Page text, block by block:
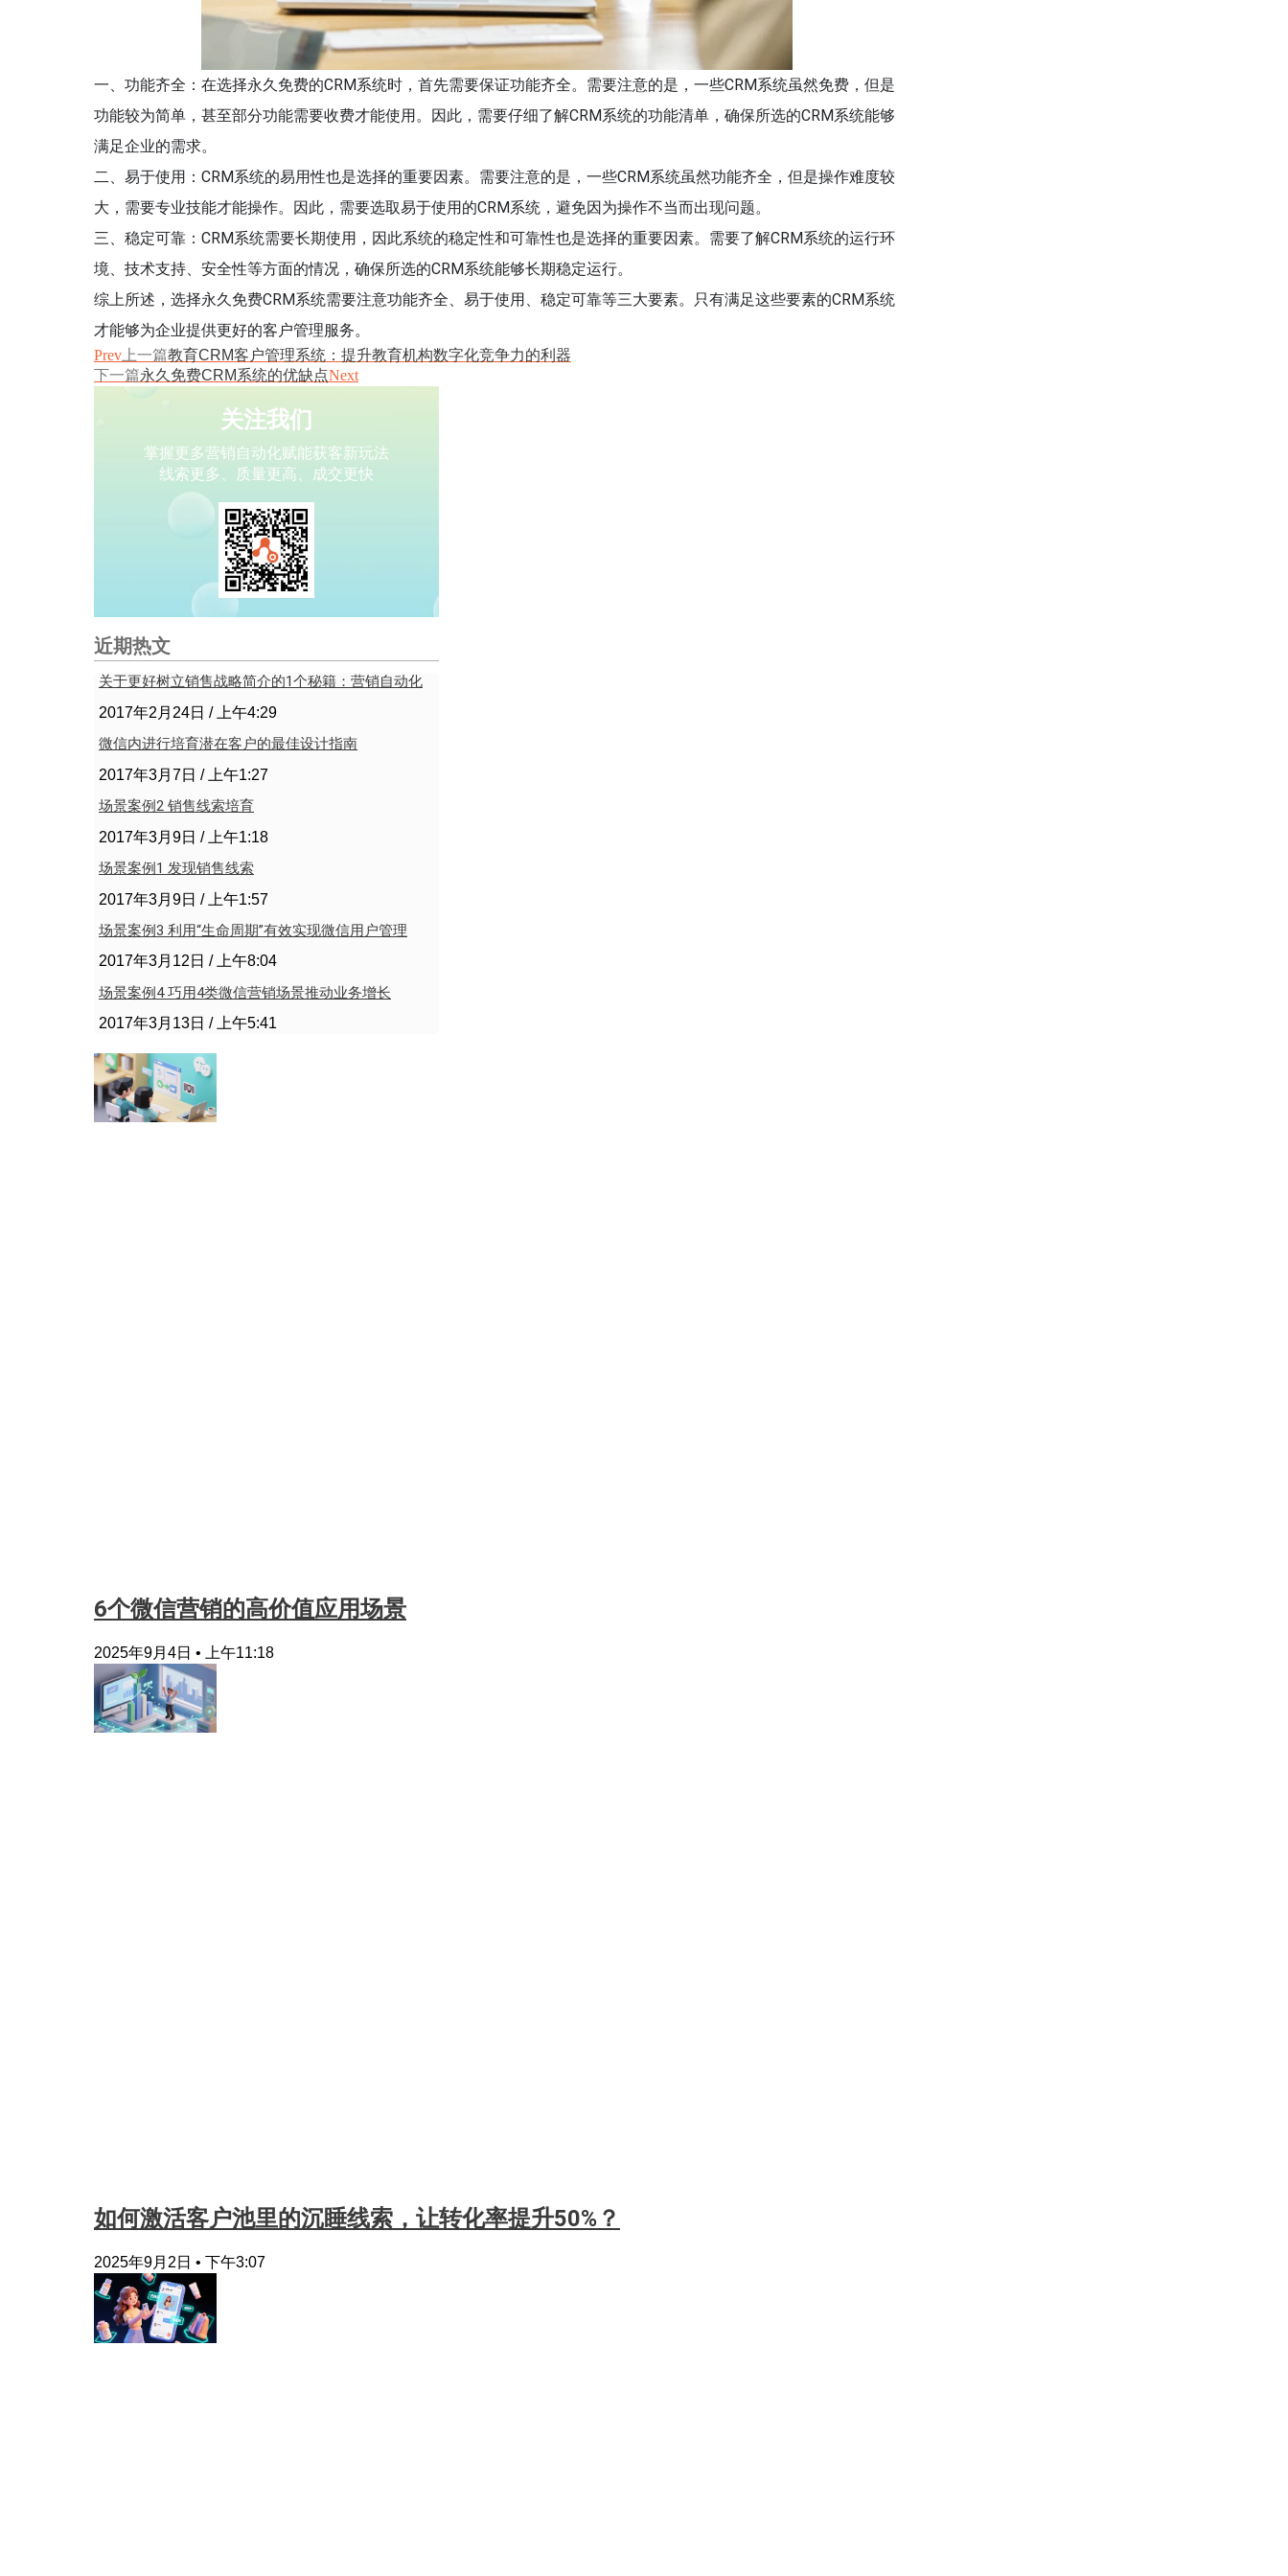
一、功能齐全：在选择永久免费的CRM系统时，首先需要保证功能齐全。需要注意的是，一些CRM系统虽然免费，但是
功能较为简单，甚至部分功能需要收费才能使用。因此，需要仔细了解CRM系统的功能清单，确保所选的CRM系统能够
满足企业的需求。
二、易于使用：CRM系统的易用性也是选择的重要因素。需要注意的是，一些CRM系统虽然功能齐全，但是操作难度较
大，需要专业技能才能操作。因此，需要选取易于使用的CRM系统，避免因为操作不当而出现问题。
三、稳定可靠：CRM系统需要长期使用，因此系统的稳定性和可靠性也是选择的重要因素。需要了解CRM系统的运行环
境、技术支持、安全性等方面的情况，确保所选的CRM系统能够长期稳定运行。
综上所述，选择永久免费CRM系统需要注意功能齐全、易于使用、稳定可靠等三大要素。只有满足这些要素的CRM系统
才能够为企业提供更好的客户管理服务。
Prev 上一篇教育CRM客户管理系统：提升教育机构数字化竞争力的利器
下一篇永久免费CRM系统的优缺点Next
关注我们
掌握更多营销自动化赋能获客新玩法
线索更多、质量更高、成交更快
近期热文
关于更好树立销售战略简介的1个秘籍：营销自动化
2017年2月24日 上午4:29
微信内进行培育潜在客户的最佳设计指南
2017年3月7日 上午1:27
场景案例2 销售线索培育
2017年3月9日 上午1:18
场景案例1 发现销售线索
2017年3月9日 上午1:57
场景案例3 利用“生命周期”有效实现微信用户管理
2017年3月12日 上午8:04
场景案例4 巧用4类微信营销场景推动业务增长
2017年3月13日 上午5:41
6个微信营销的高价值应用场景
2025年9月4日 上午11:18
如何激活客户池里的沉睡线索，让转化率提升50%？
2025年9月2日 下午3:07